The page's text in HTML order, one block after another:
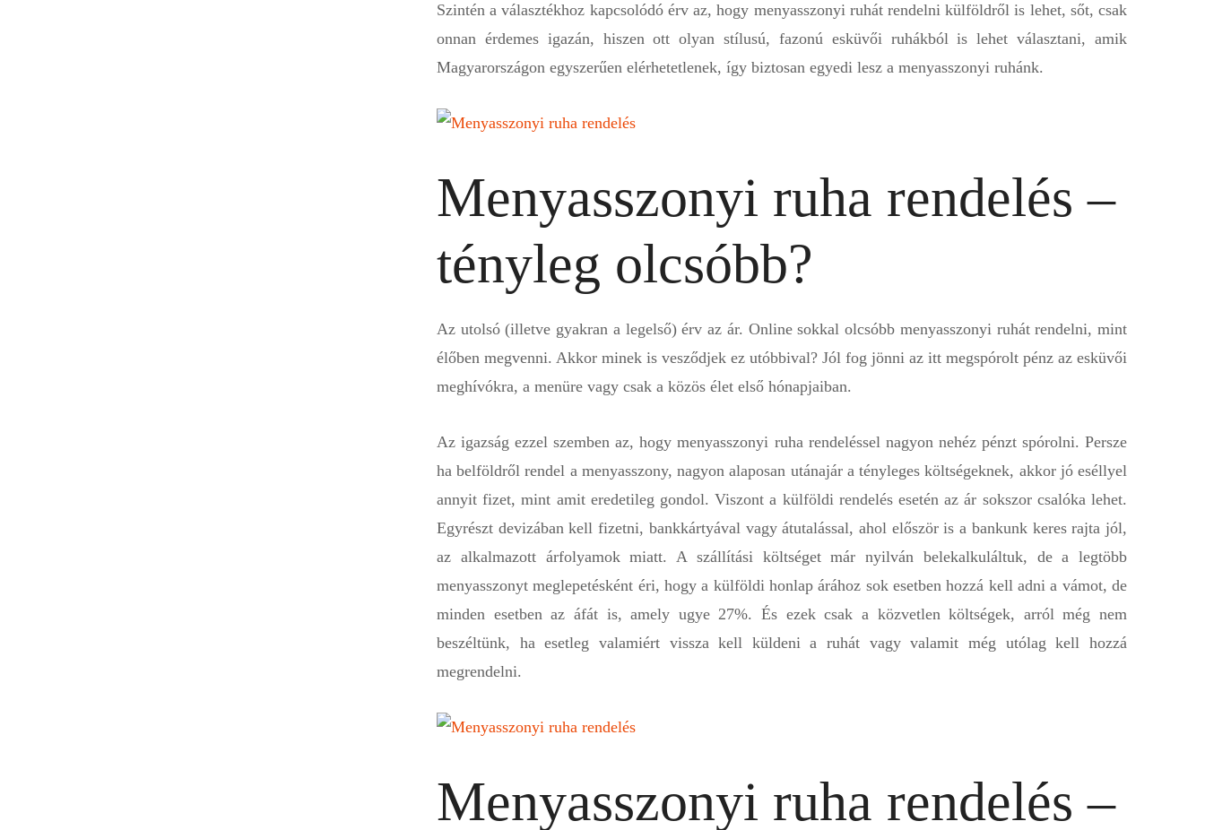
Szintén a választékhoz kapcsolódó érv az, hogy menyasszonyi ruhát rendelni külföldről is lehet, sőt, csak
onnan érdemes igazán, hiszen ott olyan stílusú, fazonú esküvői ruhákból is lehet választani, amik
Magyarországon egyszerűen elérhetetlenek, így biztosan egyedi lesz a menyasszonyi ruhánk.
Menyasszonyi ruha rendelés –
tényleg olcsóbb?
Az utolsó (illetve gyakran a legelső) érv az ár. Online sokkal olcsóbb menyasszonyi ruhát rendelni, mint
élőben megvenni. Akkor minek is vesződjek ez utóbbival? Jól fog jönni az itt megspórolt pénz az esküvői
meghívókra, a menüre vagy csak a közös élet első hónapjaiban.
Az igazság ezzel szemben az, hogy menyasszonyi ruha rendeléssel nagyon nehéz pénzt spórolni. Persze
ha belföldről rendel a menyasszony, nagyon alaposan utánajár a tényleges költségeknek, akkor jó eséllyel
annyit fizet, mint amit eredetileg gondol. Viszont a külföldi rendelés esetén az ár sokszor csalóka lehet.
Egyrészt devizában kell fizetni, bankkártyával vagy átutalással, ahol először is a bankunk keres rajta jól,
az alkalmazott árfolyamok miatt. A szállítási költséget már nyilván belekalkuláltuk, de a legtöbb
menyasszonyt meglepetésként éri, hogy a külföldi honlap árához sok esetben hozzá kell adni a vámot, de
minden esetben az áfát is, amely ugye 27%. És ezek csak a közvetlen költségek, arról még nem
beszéltünk, ha esetleg valamiért vissza kell küldeni a ruhát vagy valamit még utólag kell hozzá
megrendelni.
Menyasszonyi ruha rendelés –